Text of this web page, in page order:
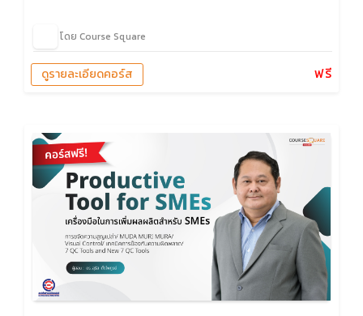
โดย Course Square
ฟรี
ดูรายละเอียดคอร์ส